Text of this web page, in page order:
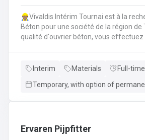
👷🏽Vivaldis Intérim Tournai est à la
Béton pour une société de la région de
qualité d'ouvrier béton, vous effectuez
béton selon la fiche technique de
tables de coffrages ainsi que des outils
Interim Materials
Full-time
Temporary, with option of
Ervaren Pijpfitter